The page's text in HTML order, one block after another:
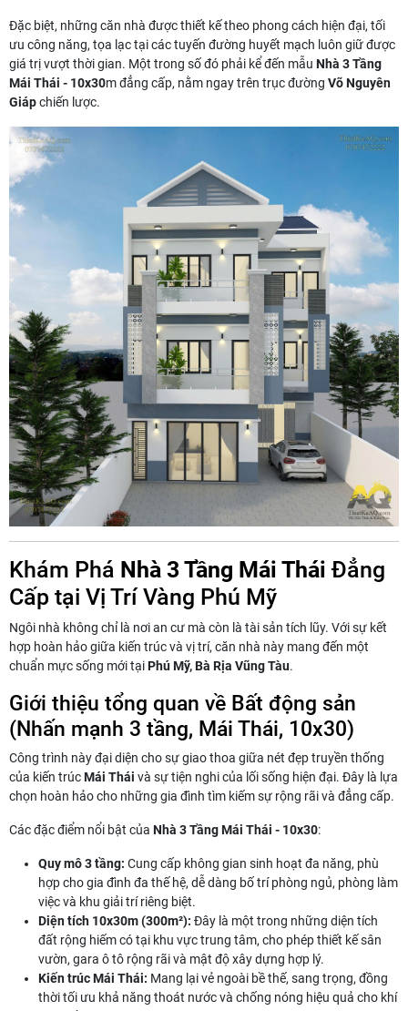
Đặc biệt, những căn nhà được thiết kế theo phong cách hiện đại, tối
ưu công năng, tọa lạc tại các tuyến đường huyết mạch luôn giữ được
giá trị vượt thời gian. Một trong số đó phải kể đến mẫu Nhà 3 Tầng
Mái Thái - 10x30m đẳng cấp, nằm ngay trên trục đường Võ Nguyên
Giápchiến lược.
Khám Phá Nhà 3 Tầng Mái Thái Đẳng
Cấp tại Vị Trí Vàng Phú Mỹ
Ngôi nhà không chỉ là nơi an cư mà còn là tài sản tích lũy. Với sự kết
hợp hoàn hảo giữa kiến trúc và vị trí, căn nhà này mang đến một
chuẩn mực sống mới tạiPhú Mỹ, Bà Rịa Vũng Tàu.
Giới thiệu tổng quan về Bất động sản
(Nhấn mạnh 3 tầng, Mái Thái, 10x30)
Công trình này đại diện cho sự giao thoa giữa nét đẹp truyền thống
của kiến trúcMái Thái và sự tiện nghi của lối sống hiện đại. Đây là lựa
chọn hoàn hảo cho những gia đình tìm kiếm sự rộng rãi và đẳng cấp.
Các đặc điểm nổi bật của Nhà 3 Tầng Mái Thái - 10x30:
Quy mô 3 tầng: Cung cấp không gian sinh hoạt đa năng, phù
hợp cho gia đình đa thế hệ, dễ dàng bố trí phòng ngủ, phòng làm
việc và khu giải trí riêng biệt.
Diện tích 10x30m (300m²): Đây là một trong những diện tích
đất rộng hiếm có tại khu vực trung tâm, cho phép thiết kế sân
vườn, gara ô tô rộng rãi và mật độ xây dựng hợp lý.
Kiến trúc Mái Thái: Mang lại vẻ ngoài bề thế, sang trọng, đồng
thời tối ưu khả năng thoát nước và chống nóng hiệu quả cho khí